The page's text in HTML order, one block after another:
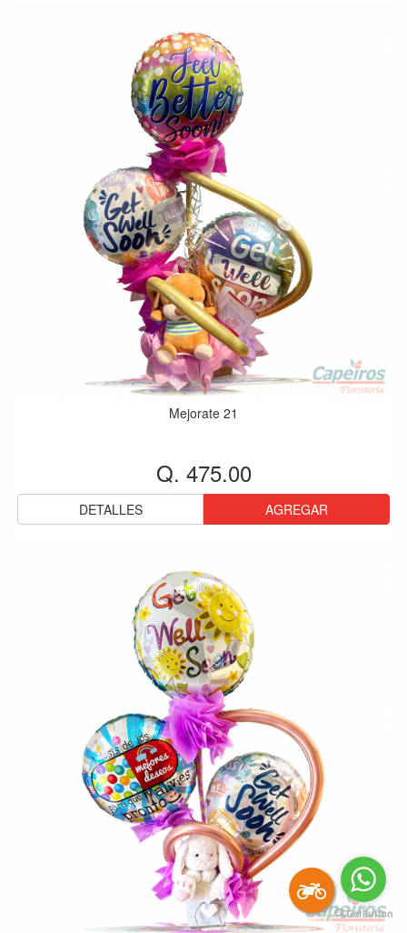
Mejorate 21
Q. 475.00
DETALLES AGREGAR